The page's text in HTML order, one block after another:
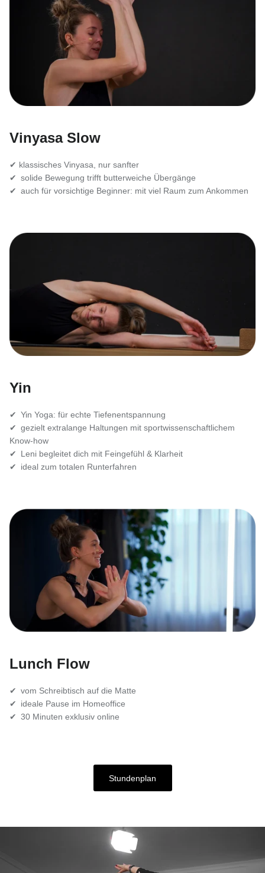
Vinyasa Slow
✔ klassisches Vinyasa, nur sanfter
✔ solide Bewegung trifft butterweiche Übergänge
✔ auch für vorsichtige Beginner: mit viel Raum zum Ankommen
Yin
✔ Yin Yoga: für echte Tiefenentspannung
✔ gezielt extralange Haltungen mit sportwissenschaftlichem
Know-how
✔ Leni begleitet dich mit Feingefühl & Klarheit
✔ ideal zum totalen Runterfahren
Lunch Flow
✔ vom Schreibtisch auf die Matte
✔ ideale Pause im Homeoffice
✔ 30 Minuten exklusiv online
Stundenplan